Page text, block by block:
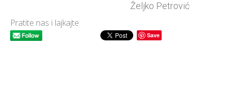
Željko Petrović
Pratite nas i lajkajte
Save